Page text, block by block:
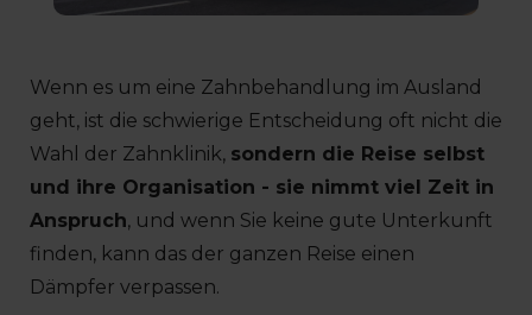
Wenn es um eine Zahnbehandlung im Ausland
geht, ist die schwierige Entscheidung oft nicht die
Wahl der Zahnklinik, sondern die Reise selbst
und ihre Organisation - sie nimmt viel Zeit in
Anspruch, und wenn Sie keine gute Unterkunft
finden, kann das der ganzen Reise einen
Dämpfer verpassen.